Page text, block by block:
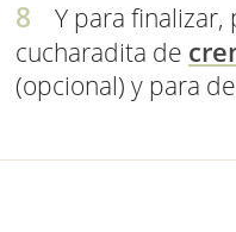
Y para
cucharadita de
(opcional) y para